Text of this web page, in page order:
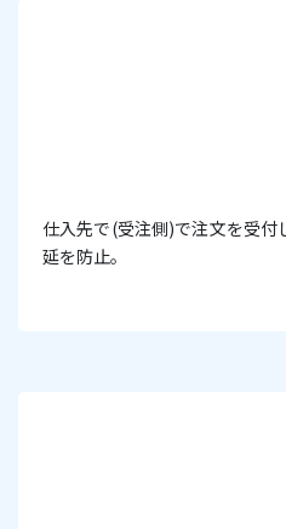
仕入先で(受注側)で注文を受
延を防止。